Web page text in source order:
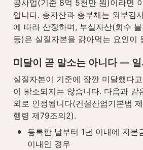
공사업(기준 8억 5천만 원)이라면
입니다. 총자산과 총부채는 외부감
에 따라 산정하며, 부실자산(회수
등)은 실질자본을 갉아먹는 요인이
미달이 곧 말소는 아니다 — 일
실질자본이 기준에 잠깐 미달했다
이 말소되지는 않습니다. 다음과 같
외로 인정됩니다(건설산업기본법
행령 제79조의2).
•
등록한 날부터 1년 이내에 자본
이내인 경우